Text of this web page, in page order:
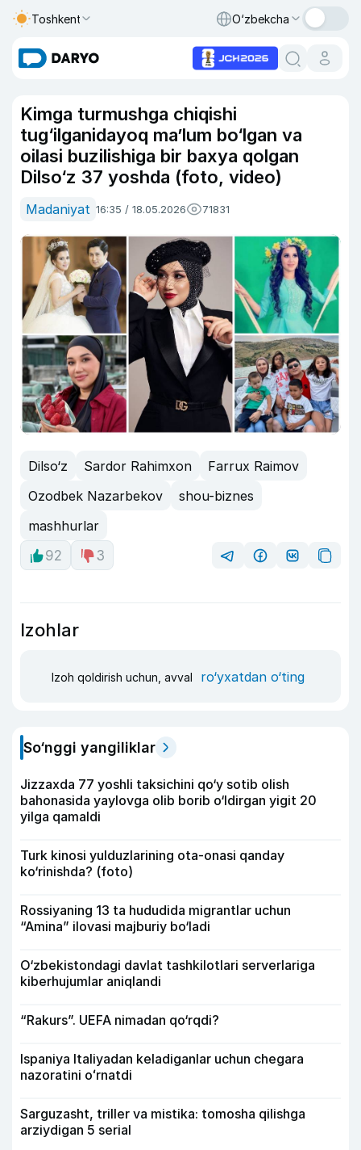
Toshkent O‘zbekcha
Kimga turmushga chiqishi
tug‘ilganidayoq ma’lum bo‘lgan va
oilasi buzilishiga bir baxya qolgan
Dilso‘z 37 yoshda (foto, video)
Madaniyat 16:35 / 18.05.2026 71831
Dilso‘z Sardor Rahimxon
Farrux Raimov
Ozodbek Nazarbekov
shou-biznes
mashhurlar
92
3
Izohlar
Izoh qoldirish uchun, avval ro‘yxatdan o‘ting
So‘nggi yangiliklar
Jizzaxda 77 yoshli taksichini qo‘y sotib olish
bahonasida yaylovga olib borib o‘ldirgan yigit 20
yilga qamaldi
Turk kinosi yulduzlarining ota-onasi qanday
ko‘rinishda? (foto)
Rossiyaning 13 ta hududida migrantlar uchun
“Amina” ilovasi majburiy bo‘ladi
O‘zbekistondagi davlat tashkilotlari serverlariga
kiberhujumlar aniqlandi
“Rakurs”. UEFA nimadan qo‘rqdi?
Ispaniya Italiyadan keladiganlar uchun chegara
nazoratini oʻrnatdi
Sarguzasht, triller va mistika: tomosha qilishga
arziydigan 5 serial